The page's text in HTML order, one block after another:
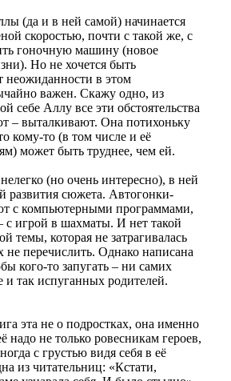
(да и в ней самой) начинается
скоростью, почти с такой же, с
гоночную машину (новое
Но не хочется быть
неожиданности в этом
важен. Скажу одно, из
себе Аллу все эти обстоятельства
– выталкивают. Она потихоньку
кому-то (в том числе и её
может быть труднее, чем ей.
(но очень интересно), в ней
развития сюжета. Автогонки-
с компьютерными программами,
с игрой в шахматы. И нет такой
темы, которая не затрагивалась
не перечислить. Однако написана
кого-то запугать – ни самих
и так испуганных родителей.
эта не о подростках, она именно
надо не только ровесникам героев,
с грустью видя себя в её
из читательниц: «Кстати,